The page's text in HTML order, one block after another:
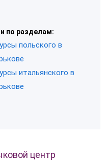
по разделам:
польского в
итальянского в
центр